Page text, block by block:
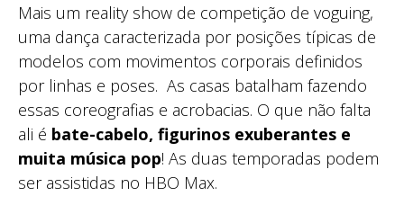
Mais um reality show de competição de voguing,
uma dança caracterizada por posições típicas de
modelos com movimentos corporais definidos
por linhas e poses. As casas batalham fazendo
essas coreografias e acrobacias. O que não falta
ali é bate-cabelo, figurinos exuberantes e
muita música pop! As duas temporadas podem
ser assistidas no HBO Max.